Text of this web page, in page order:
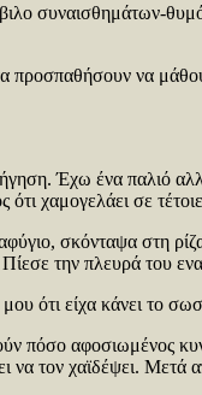
συναισθημάτων-
προσπαθήσουν να
Έχω ένα παλιό
χαμογελάει σε
σκόνταψα στη
την πλευρά του
ότι είχα κάνει το
πόσο αφοσιωμένος
να τον χαϊδέψει.